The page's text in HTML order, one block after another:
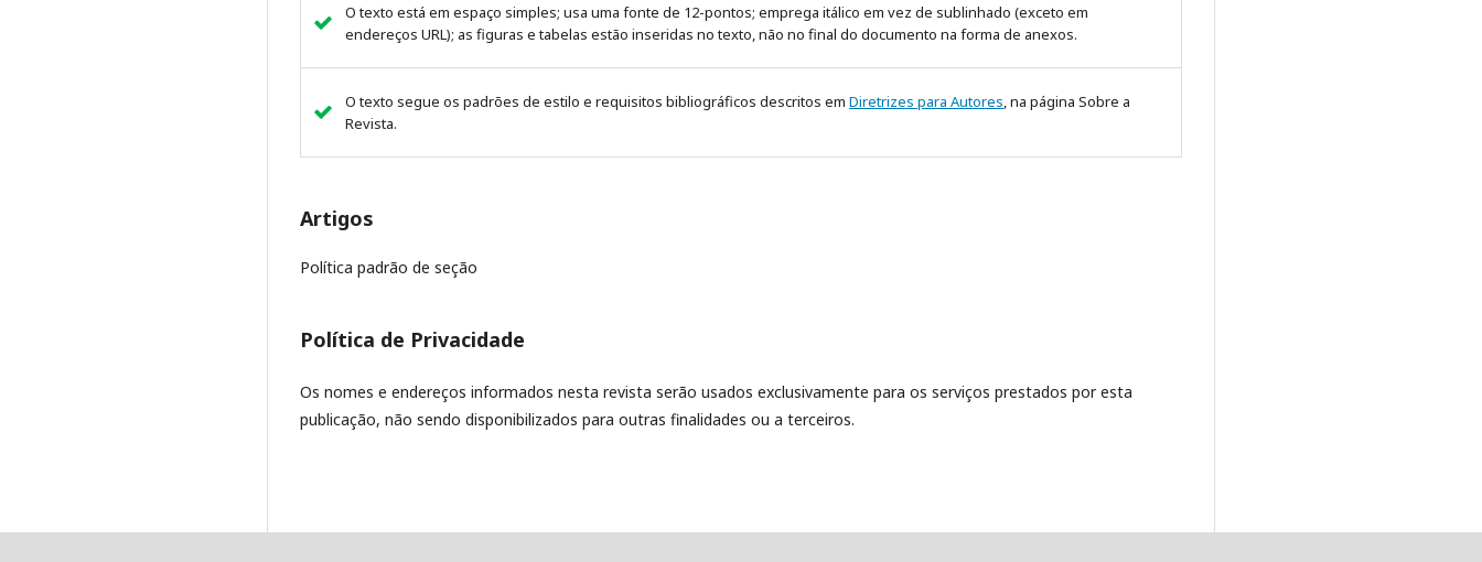
O texto está em espaço simples; usa uma fonte de 12-pontos; emprega itálico em vez de sublinhado (exceto em
endereços URL); as figuras e tabelas estão inseridas no texto, não no final do documento na forma de anexos.
O texto segue os padrões de estilo e requisitos bibliográficos descritos em Diretrizes para Autores, na página Sobre a
Revista.
Artigos
Política padrão de seção
Política de Privacidade
Os nomes e endereços informados nesta revista serão usados exclusivamente para os serviços prestados por esta
publicação, não sendo disponibilizados para outras finalidades ou a terceiros.